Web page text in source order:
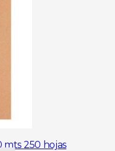
mts 250 hojas